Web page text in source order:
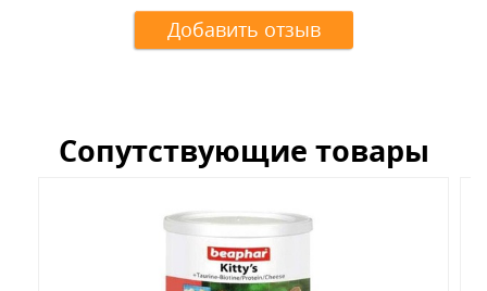
Добавить отзыв
Сопутствующие товары